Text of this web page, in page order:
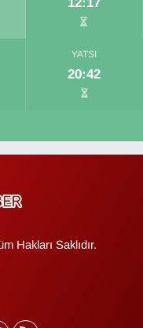
YATSI
20:42
Hakları Saklıdır.